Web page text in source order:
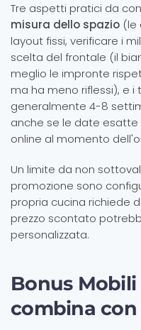
Tre aspetti pratici da
misura dello spazio (le
layout fissi, verificare i
scelta del frontale (il
meglio le impronte
ma ha meno riflessi), e i
generalmente 4-8
anche se le date esatte
online al momento
Un limite da non
promozione sono
propria cucina richiede
prezzo scontato
personalizzata.
Bonus Mobili
combina con